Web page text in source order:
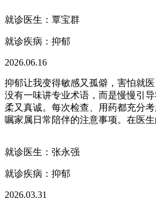
就诊医生：覃宝群
就诊疾病： 抑郁
2026.06.16
抑郁让我变得敏感又孤僻，害怕就
没有一味讲专业术语，而是慢慢引
柔又真诚。每次检查、用药都充分
嘱家属日常陪伴的注意事项。在医
就诊医生：张永强
就诊疾病： 抑郁
2026.03.31